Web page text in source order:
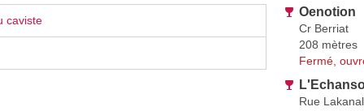
caviste
Oenotion
Cr Berriat
208 mètres
Fermé,
Rue Lakanal